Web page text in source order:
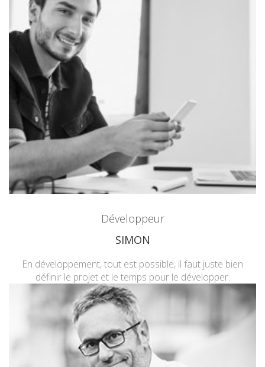
Développeur
SIMON
En développement, tout est possible, il faut juste bien
définir le projet et le temps pour le développer.